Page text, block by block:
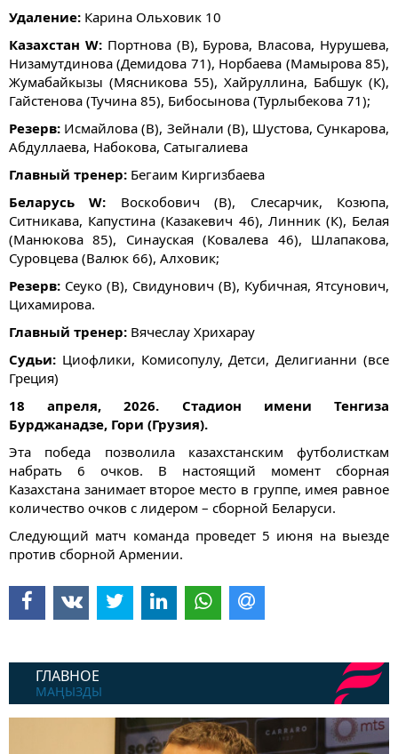
ГЛАВНОЕ
МАҢЫЗДЫ
Удаление: Карина Ольховик 10
Казахстан W:Портнова (В), Бурова, Власова, Нурушева,
Низамутдинова (Демидова 71), Норбаева (Мамырова 85),
Жумабайкызы (Мясникова 55), Хайруллина, Бабшук (К),
Гайстенова (Тучина 85), Бибосынова (Турлыбекова 71);
Резерв: Исмайлова (В), Зейнали (В), Шустова, Сункарова,
Абдуллаева, Набокова, Сатыгалиева
Главный тренер: Бегаим Киргизбаева
Беларусь W: Воскобович (В), Слесарчик, Козюпа,
Ситникава, Капустина (Казакевич 46), Линник (К), Белая
(Манюкова 85), Синауская (Ковалева 46), Шлапакова,
Суровцева (Валюк 66), Алховик;
Резерв: Сеуко (В), Свидунович (В), Кубичная, Ятсунович,
Цихамирова.
Главный тренер: Вячеслау Хрихарау
Судьи: Циофлики, Комисопулу, Детси, Делигианни (все
Греция)
18 апреля, 2026. Стадион имени Тенгиза
Бурджанадзе, Гори (Грузия).
Эта победа позволила казахстанским футболисткам
набрать 6 очков. В настоящий момент сборная
Казахстана занимает второе место в группе, имея равное
количество очков с лидером – сборной Беларуси.
Следующий матч команда проведет 5 июня на выезде
против сборной Армении.